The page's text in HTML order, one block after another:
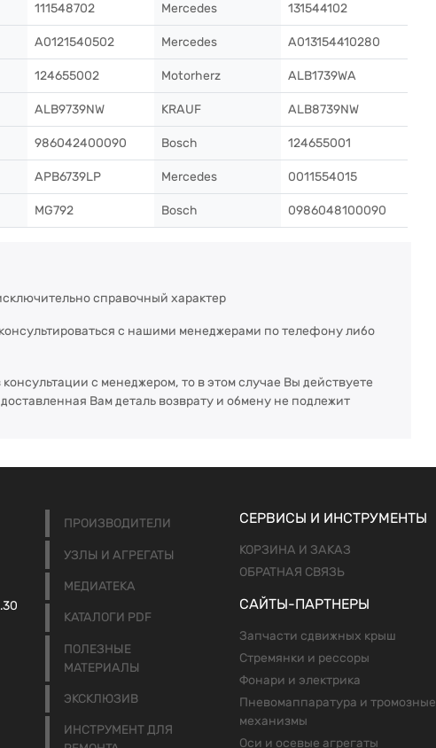
111548702 Mercedes 131544102
A0121540502 Mercedes A013154410280
124655002 Motorherz ALB1739WA
ALB9739NW KRAUF ALB8739NW
986042400090 Bosch 124655001
APB6739LP Mercedes 0011554015
MG792 Bosch 0986048100090
справочный характер
с нашими менеджерами по телефону либо
с менеджером, то в этом случае Вы действуете
Вам деталь возврату и обмену не подлежит
ПРОИЗВОДИТЕЛИ
УЗЛЫ И АГРЕГАТЫ
МЕДИАТЕКА
КАТАЛОГИ PDF
ПОЛЕЗНЫЕ
МАТЕРИАЛЫ
ЭКСКЛЮЗИВ
ИНСТРУМЕНТ ДЛЯ
СЕРВИСЫ И ИНСТРУМЕНТЫ
КОРЗИНА И ЗАКАЗ
ОБРАТНАЯ СВЯЗЬ
САЙТЫ-ПАРТНЕРЫ
Запчасти сдвижных крыш
Стремянки и рессоры
Фонари и электрика
Пневомаппаратура и тромозные
механизмы
Оси и осевые агрегаты